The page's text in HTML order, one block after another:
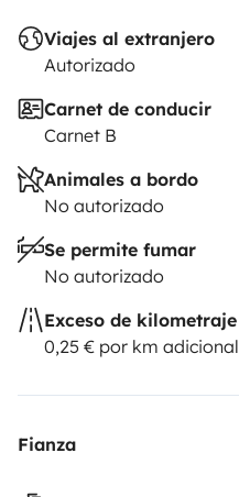
Viajes al extranjero
Autorizado
Carnet de conducir
Carnet B
Animales a bordo
No autorizado
Se permite fumar
No autorizado
Exceso de kilometraje
0,25 € por km adicional
Fianza